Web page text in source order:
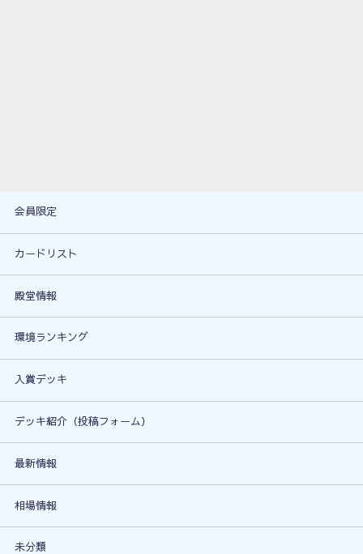
会員限定
カードリスト
殿堂情報
環境ランキング
入賞デッキ
デッキ紹介（投稿フォーム）
最新情報
相場情報
未分類